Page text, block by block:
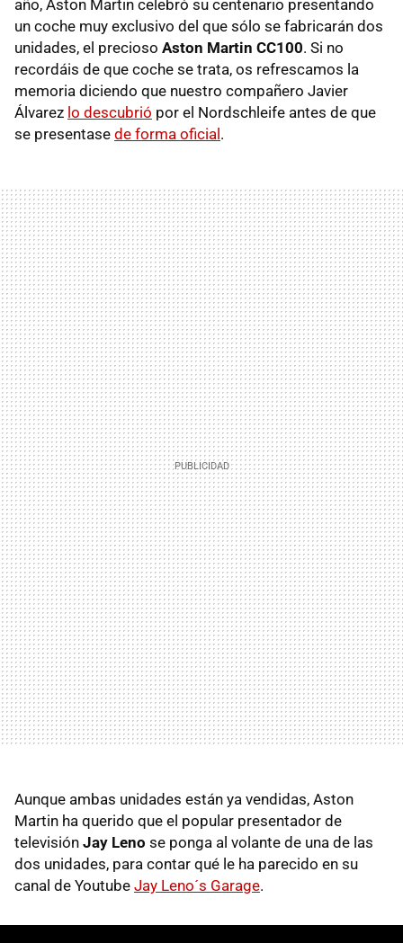
año, Aston Martin celebró su centenario presentando
un coche muy exclusivo del que sólo se fabricarán dos
unidades, el precioso Aston Martin CC100. Si no
recordáis de que coche se trata, os refrescamos la
memoria diciendo que nuestro compañero Javier
Álvarez lo descubrió por el Nordschleife antes de que
se presentase de forma oficial.
Aunque ambas unidades están ya vendidas, Aston
Martin ha querido que el popular presentador de
televisión Jay Leno se ponga al volante de una de las
dos unidades, para contar qué le ha parecido en su
canal de Youtube Jay Leno´s Garage.